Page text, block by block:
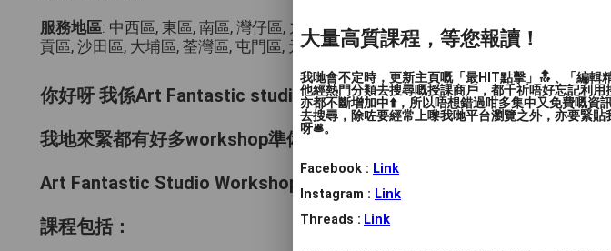
服務地區: 中西區, 東區, 南區, 灣仔區, 九龍城區, 觀塘區, 深水埗區, 黃大仙區, 油尖旺區,
貢區, 沙田區, 大埔區, 荃灣區, 屯門區, 元朗區
你好呀 我係Art Fantastic studio 嘅導師Mika😊👋
我地來緊都有好多workshop準備開班嘅 歡迎報名參加😄
Art Fantastic Studio Workshop
課程包括：
大量高質課程，等您報讀！
我哋會不定時，更新主頁嘅「最HIT點擊」🔝﹑「編輯
他經熱門分類去搜尋嘅授課商戶，都千祈唔好忘記利
亦都不斷增加中⬆️，所以唔想錯過咁多集中又免費嘅資
去搜尋，除咗要經常上嚟我哋平台瀏覽之外，亦要緊
呀🛎️。
Facebook : Link
Instagram : Link
Threads : Link